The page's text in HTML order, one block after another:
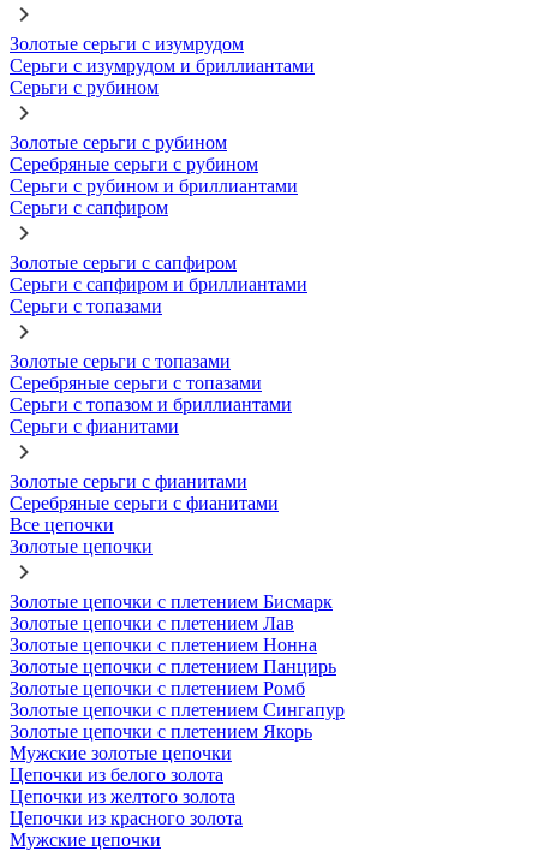
Золотые серьги с изумрудом
Серьги с изумрудом и бриллиантами
Серьги с рубином
Золотые серьги с рубином
Серебряные серьги с рубином
Серьги с рубином и бриллиантами
Серьги с сапфиром
Золотые серьги с сапфиром
Серьги с сапфиром и бриллиантами
Серьги с топазами
Золотые серьги с топазами
Серебряные серьги с топазами
Серьги с топазом и бриллиантами
Серьги с фианитами
Золотые серьги с фианитами
Серебряные серьги с фианитами
Все цепочки
Золотые цепочки
Золотые цепочки с плетением Бисмарк
Золотые цепочки с плетением Лав
Золотые цепочки с плетением Нонна
Золотые цепочки с плетением Панцирь
Золотые цепочки с плетением Ромб
Золотые цепочки с плетением Сингапур
Золотые цепочки с плетением Якорь
Мужские золотые цепочки
Цепочки из белого золота
Цепочки из желтого золота
Цепочки из красного золота
Мужские цепочки